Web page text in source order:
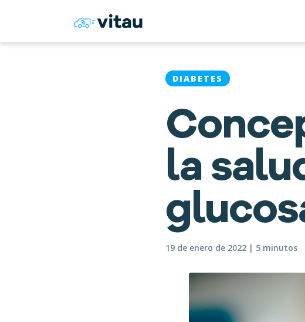
DIABETES
la
19 de enero de 2022 | 5 minutos